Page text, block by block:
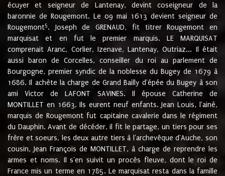
écuyer et seigneur de Lantenay, devint coseigneur de la
baronnie de Rougemont. Le 09 mai 1613 devient seigneur de
Rougemont5. Joseph de GRENAUD, fit titrer Rougemont en
marquisat et en fut le premier marquis. LE MARQUISAT
comprenait Aranc, Corlier, Izenave, Lantenay, Outriaz... Il était
aussi baron de Corcelles, conseiller du roi au parlement de
Bourgogne, premier syndic de la noblesse du Bugey de 1679 à
1686. Il achète la charge de Grand Bailly d'épée du Bugey à son
ami Victor de LAFONT SAVINES. Il épouse Catherine de
MONTILLET en 1663. Ils eurent neuf enfants. Jean Louis, l'ainé,
marquis de Rougemont fut capitaine cavalerie dans le régiment
du Dauphin. Avant de décéder, il fit le partage, un tiers pour ses
frère et soeurs, les deux autre tiers à l'archevêque d'Auche, son
cousin, Jean François de MONTILLET, à charge de reprendre les
armes et noms. Il s'en suivit un procès fleuve, dont le roi de
France mis un terme en 1785. Le marquisat resta dans la famille